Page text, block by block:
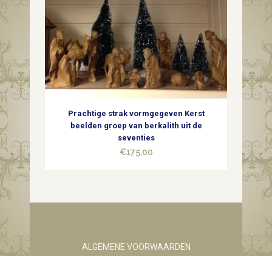
Prachtige strak vormgegeven Kerst
beelden groep van berkalith uit de
seventies
€175,00
ALGEMENE VOORWAARDEN